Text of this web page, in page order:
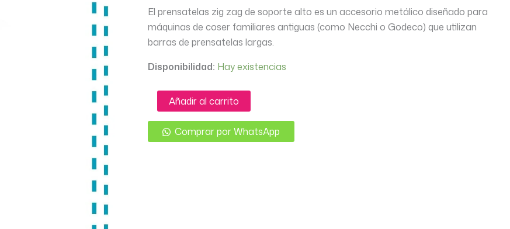
El prensatelas zig zag de soporte alto es un accesorio metálico diseñado para
máquinas de coser familiares antiguas (como Necchi o Godeco) que utilizan
barras de prensatelas largas.
Disponibilidad: Hay existencias
PRENSATELA
ZAG
SOPORTE
ALTO
Añadir al carrito
Comprar por WhatsApp